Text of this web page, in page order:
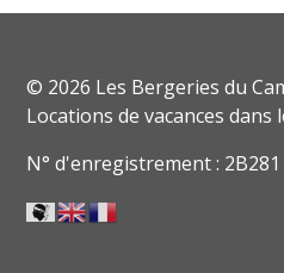
© 2026 Les Bergeries du
Locations de vacances dans
N° d'enregistrement : 2B281